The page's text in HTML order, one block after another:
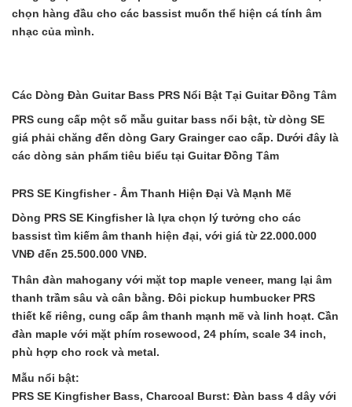
chọn hàng đầu cho các bassist muốn thể hiện cá tính âm
nhạc của mình.
Các Dòng Đàn Guitar Bass PRS Nổi Bật Tại Guitar Đồng Tâm
PRS cung cấp một số mẫu guitar bass nổi bật, từ dòng SE
giá phải chăng đến dòng Gary Grainger cao cấp. Dưới đây là
các dòng sản phẩm tiêu biểu tại Guitar Đồng Tâm
PRS SE Kingfisher - Âm Thanh Hiện Đại Và Mạnh Mẽ
Dòng PRS SE Kingfisher là lựa chọn lý tưởng cho các
bassist tìm kiếm âm thanh hiện đại, với giá từ 22.000.000
VNĐ đến 25.500.000 VNĐ.
Thân đàn mahogany với mặt top maple veneer, mang lại âm
thanh trầm sâu và cân bằng. Đôi pickup humbucker PRS
thiết kế riêng, cung cấp âm thanh mạnh mẽ và linh hoạt. Cần
đàn maple với mặt phím rosewood, 24 phím, scale 34 inch,
phù hợp cho rock và metal.
Mẫu nổi bật:
PRS SE Kingfisher Bass, Charcoal Burst: Đàn bass 4 dây với